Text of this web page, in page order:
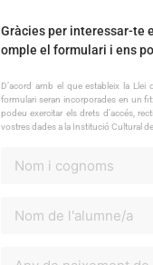
Gràcies per interessar-te
omple el formulari i ens
D’acord amb el que estableix la
formulari seran incorporades en un
podeu exercitar els drets d’accés,
vostres dades a la Institució Cultural